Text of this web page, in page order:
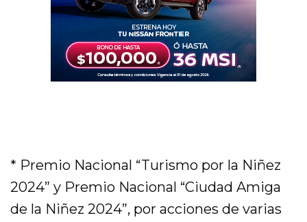
* Premio Nacional “Turismo por la Niñez
2024” y Premio Nacional “Ciudad Amiga
de la Niñez 2024”, por acciones de varias